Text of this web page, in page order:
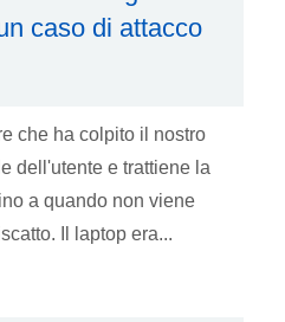
caso di attacco
che ha colpito il nostro
dell'utente e trattiene la
a quando non viene
Il laptop era...